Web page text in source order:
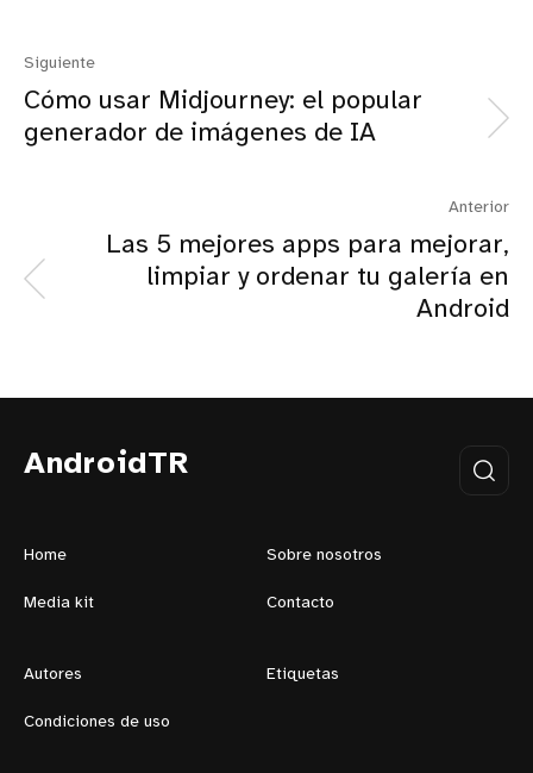
Siguiente
Cómo usar Midjourney: el popular
generador de imágenes de IA
Anterior
Las 5 mejores apps para mejorar,
limpiar y ordenar tu galería en
Android
AndroidTR
Home Sobre nosotros
Media kit Contacto
Autores Etiquetas
Condiciones de uso